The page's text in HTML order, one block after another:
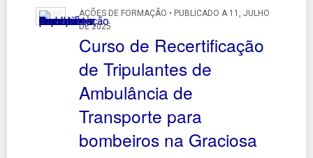
AÇÕES DE FORMAÇÃO • PUBLICADO A 11, JULHO
DE 2025
Curso de Recertificação
de Tripulantes de
Ambulância de
Transporte para
bombeiros na Graciosa